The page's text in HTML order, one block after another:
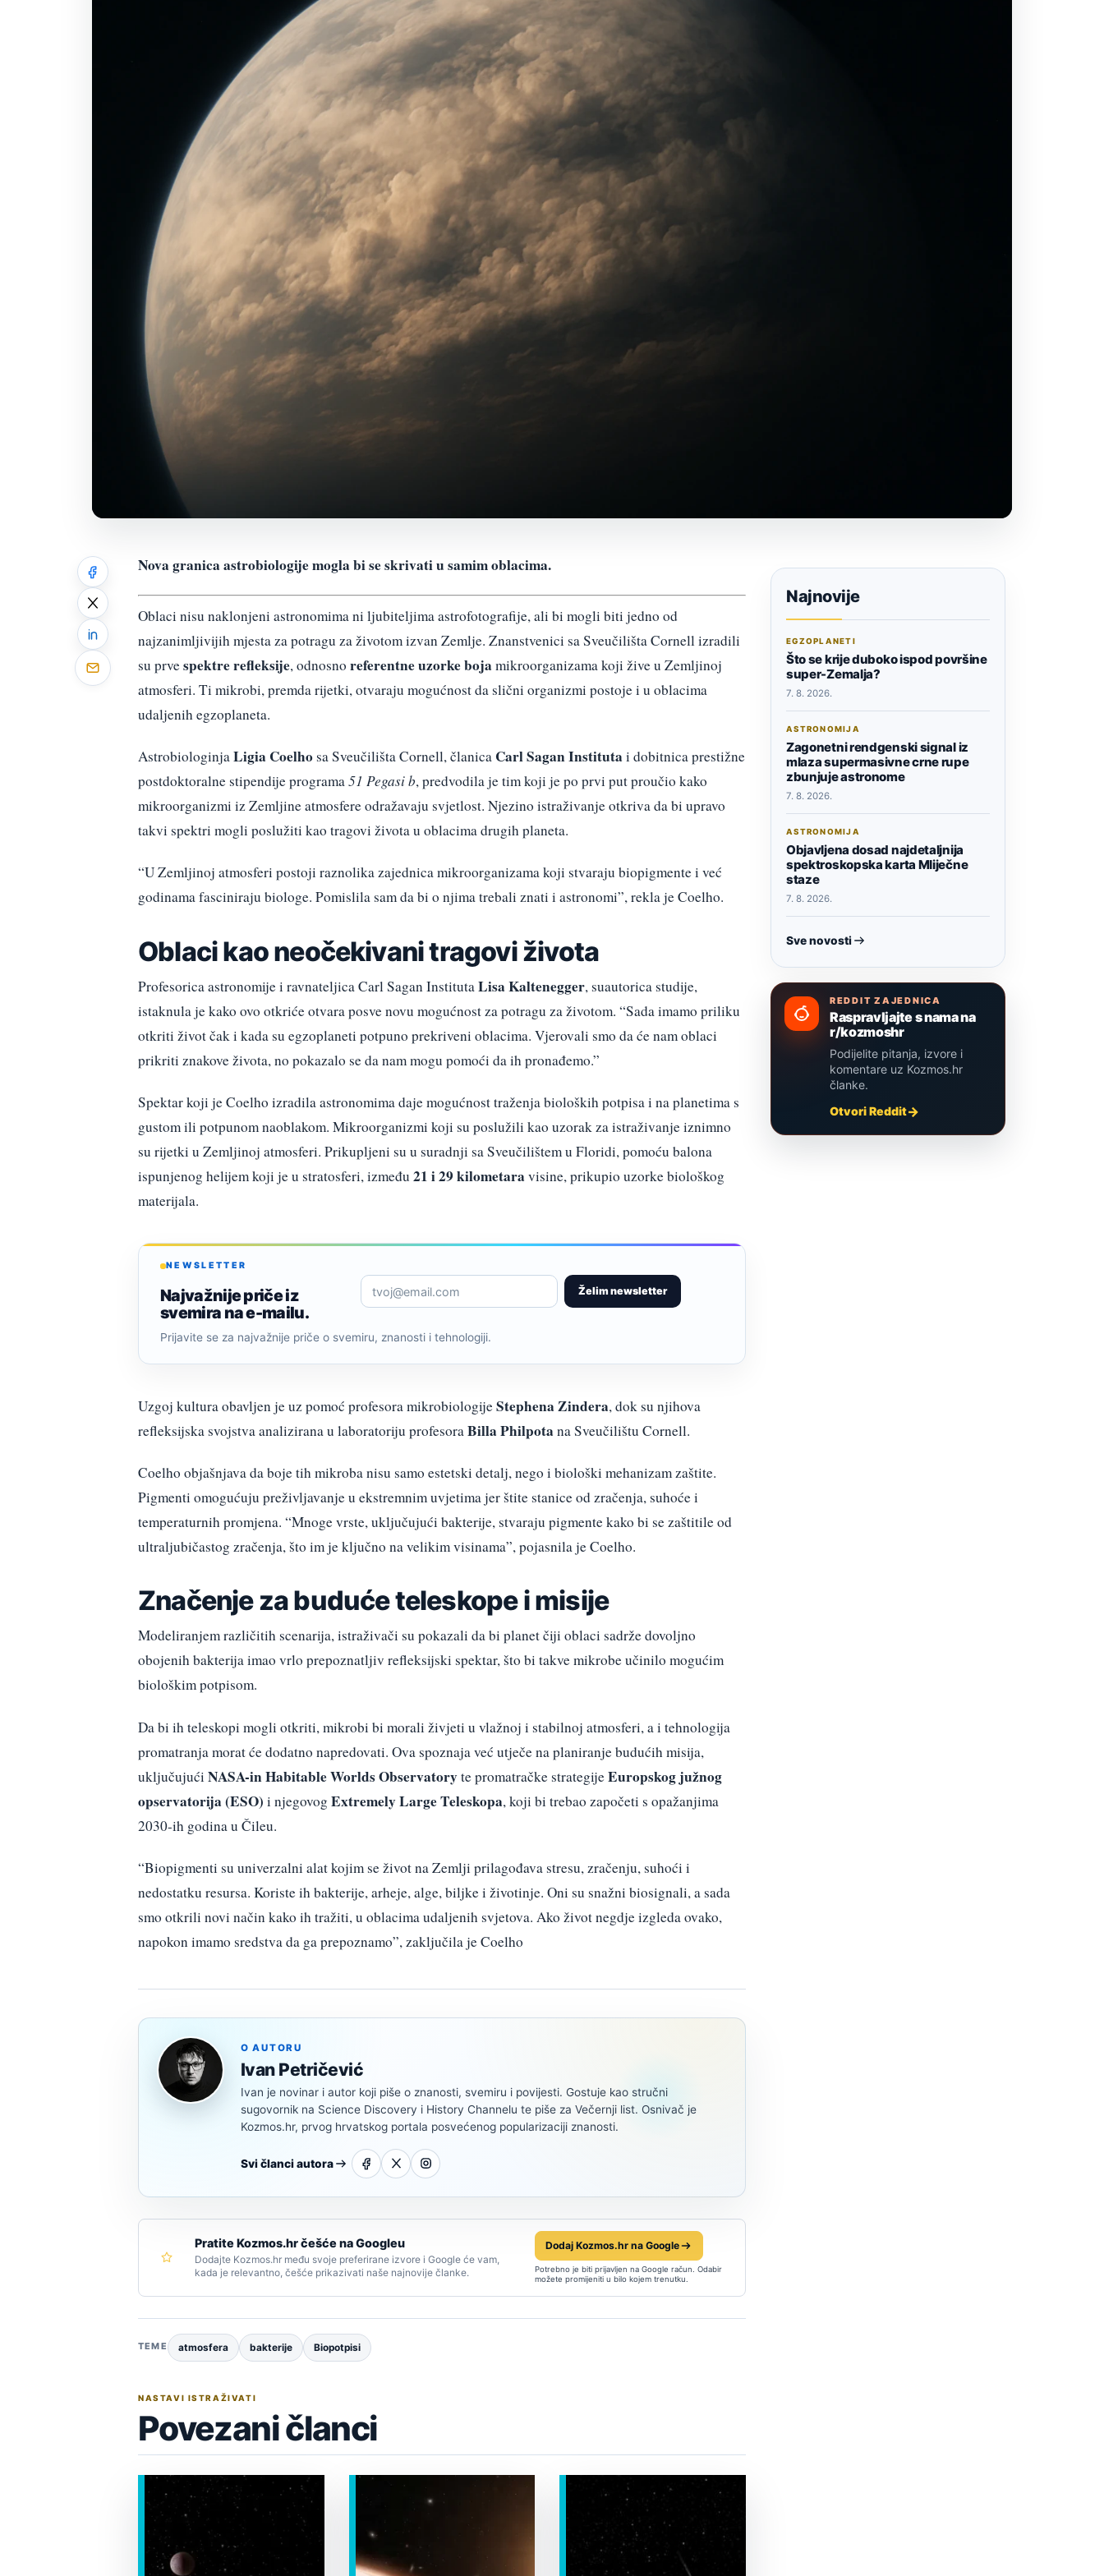
Nova granica astrobiologije mogla bi se skrivati u samim oblacima.
Oblaci nisu naklonjeni astronomima ni ljubiteljima astrofotografije, ali bi mogli biti jedno od
najzanimljivijih mjesta za potragu za životom izvan Zemlje. Znanstvenici sa Sveučilišta Cornell izradili
su prvespektre refleksije, odnosno referentne uzorke boja mikroorganizama koji žive u Zemljinoj
atmosferi. Ti mikrobi, premda rijetki, otvaraju mogućnost da slični organizmi postoje i u oblacima
udaljenih egzoplaneta.
AstrobiologinjaLigia Coelhosa Sveučilišta Cornell, članica Carl Sagan Instituta i dobitnica prestižne
postdoktoralne stipendije programa51 Pegasi b, predvodila je tim koji je po prvi put proučio kako
mikroorganizmi iz Zemljine atmosfere odražavaju svjetlost. Njezino istraživanje otkriva da bi upravo
takvi spektri mogli poslužiti kao tragovi života u oblacima drugih planeta.
“U Zemljinoj atmosferi postoji raznolika zajednica mikroorganizama koji stvaraju biopigmente i već
godinama fasciniraju biologe. Pomislila sam da bi o njima trebali znati i astronomi”, rekla je Coelho.
Oblaci kao neočekivani tragovi života
Profesorica astronomije i ravnateljica Carl Sagan InstitutaLisa Kaltenegger, suautorica studije,
istaknula je kako ovo otkriće otvara posve novu mogućnost za potragu za životom. “Sada imamo priliku
otkriti život čak i kada su egzoplaneti potpuno prekriveni oblacima. Vjerovali smo da će nam oblaci
prikriti znakove života, no pokazalo se da nam mogu pomoći da ih pronađemo.”
Spektar koji je Coelho izradila astronomima daje mogućnost traženja bioloških potpisa i na planetima s
gustom ili potpunom naoblakom. Mikroorganizmi koji su poslužili kao uzorak za istraživanje iznimno
su rijetki u Zemljinoj atmosferi. Prikupljeni su u suradnji sa Sveučilištem u Floridi, pomoću balona
ispunjenog helijem koji je u stratosferi, između 21 i 29 kilometara visine, prikupio uzorke biološkog
materijala.
NEWSLETTER
Najvažnije priče iz
svemira na e-mailu.
Želim newsletter
Prijavite se za najvažnije priče o svemiru, znanosti i tehnologiji.
Uzgoj kultura obavljen je uz pomoć profesora mikrobiologijeStephena Zindera, dok su njihova
refleksijska svojstva analizirana u laboratoriju profesora Billa Philpota na Sveučilištu Cornell.
Coelho objašnjava da boje tih mikroba nisu samo estetski detalj, nego i biološki mehanizam zaštite.
Pigmenti omogućuju preživljavanje u ekstremnim uvjetima jer štite stanice od zračenja, suhoće i
temperaturnih promjena. “Mnoge vrste, uključujući bakterije, stvaraju pigmente kako bi se zaštitile od
ultraljubičastog zračenja, što im je ključno na velikim visinama”, pojasnila je Coelho.
Značenje za buduće teleskope i misije
Modeliranjem različitih scenarija, istraživači su pokazali da bi planet čiji oblaci sadrže dovoljno
obojenih bakterija imao vrlo prepoznatljiv refleksijski spektar, što bi takve mikrobe učinilo mogućim
biološkim potpisom.
Da bi ih teleskopi mogli otkriti, mikrobi bi morali živjeti u vlažnoj i stabilnoj atmosferi, a i tehnologija
promatranja morat će dodatno napredovati. Ova spoznaja već utječe na planiranje budućih misija,
uključujući NASA-in Habitable Worlds Observatoryte promatračke strategijeEuropskog južnog
opservatorija (ESO) i njegovog Extremely Large Teleskopa, koji bi trebao započeti s opažanjima
2030-ih godina u Čileu.
“Biopigmenti su univerzalni alat kojim se život na Zemlji prilagođava stresu, zračenju, suhoći i
nedostatku resursa. Koriste ih bakterije, arheje, alge, biljke i životinje. Oni su snažni biosignali, a sada
smo otkrili novi način kako ih tražiti, u oblacima udaljenih svjetova. Ako život negdje izgleda ovako,
napokon imamo sredstva da ga prepoznamo”, zaključila je Coelho
O AUTORU
Ivan Petričević
Ivan je novinar i autor koji piše o znanosti, svemiru i povijesti. Gostuje kao stručni
sugovornik na Science Discovery i History Channelu te piše za Večernji list. Osnivač je
Kozmos.hr, prvog hrvatskog portala posvećenog popularizaciji znanosti.
Svi članci autora
Pratite Kozmos.hr češće na Googleu
Dodajte Kozmos.hr među svoje preferirane izvore i Google će vam,
kada je relevantno, češće prikazivati naše najnovije članke.
Dodaj Kozmos.hr na Google
Potrebno je biti prijavljen na Google račun. Odabir
možete promijeniti u bilo kojem trenutku.
TEME atmosfera bakterije Biopotpisi
NASTAVI ISTRAŽIVATI
Povezani članci
Najnovije
EGZOPLANETI
Što se krije duboko ispod površine
super-Zemalja?
7. 8. 2026.
ASTRONOMIJA
Zagonetni rendgenski signal iz
mlaza supermasivne crne rupe
zbunjuje astronome
7. 8. 2026.
ASTRONOMIJA
Objavljena dosad najdetaljnija
spektroskopska karta Mliječne
staze
7. 8. 2026.
Sve novosti
REDDIT ZAJEDNICA
Raspravljajte s nama na
r/kozmoshr
Podijelite pitanja, izvore i
komentare uz Kozmos.hr
članke.
Otvori Reddit